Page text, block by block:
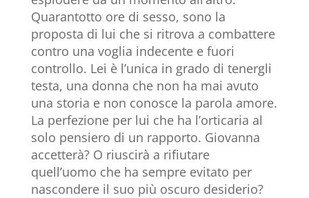
Quarantotto ore di sesso, sono la
proposta di lui che si ritrova a combattere
contro una voglia indecente e fuori
controllo. Lei è l’unica in grado di tenergli
testa, una donna che non ha mai avuto
una storia e non conosce la parola amore.
La perfezione per lui che ha l’orticaria al
solo pensiero di un rapporto. Giovanna
accetterà? O riuscirà a rifiutare
quell’uomo che ha sempre evitato per
nascondere il suo più oscuro desiderio?